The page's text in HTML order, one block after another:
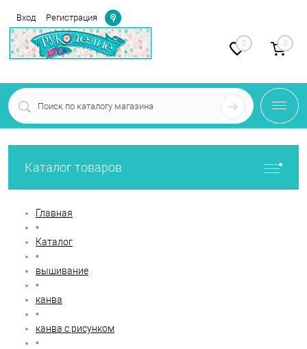
Вход Регистрация
Определение
0 0
Каталог товаров
Главная
•
Каталог
•
вышивание
•
канва
•
канва с рисунком
•